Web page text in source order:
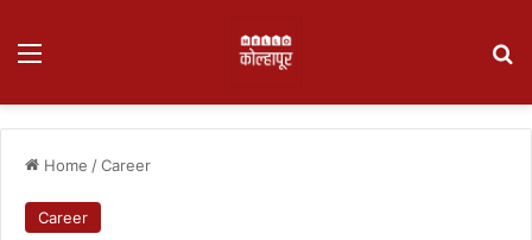
Menu
Home /Career
Career